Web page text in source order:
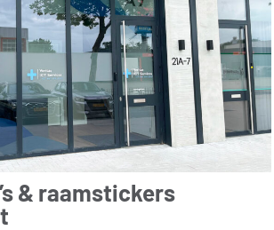
& raamstickers